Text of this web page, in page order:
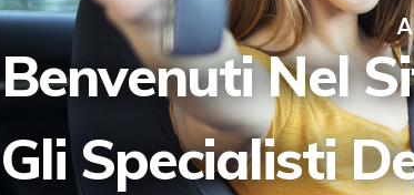
Benvenuti Nel
Gli Specialisti